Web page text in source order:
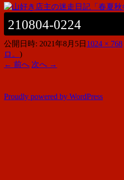
210804-0224
公開日時: 2021年8月5日 1024 × 768
ロ。 )
← 前へ 次へ →
Proudly powered by WordPress